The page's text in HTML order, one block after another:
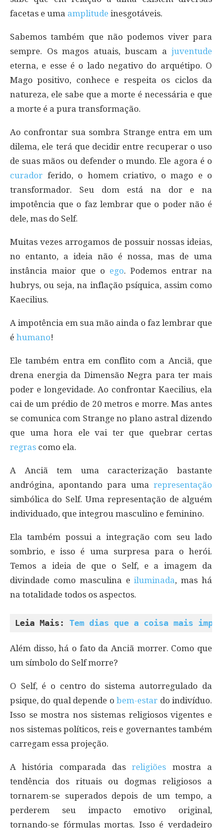
facetas e uma amplitude inesgotáveis.
Sabemos também que não podemos viver para
sempre. Os magos atuais, buscam a juventude
eterna, e esse é o lado negativo do arquétipo. O
Mago positivo, conhece e respeita os ciclos da
natureza, ele sabe que a morte é necessária e que
a morte é a pura transformação.
Ao confrontar sua sombra Strange entra em um
dilema, ele terá que decidir entre recuperar o uso
de suas mãos ou defender o mundo. Ele agora é o
curador ferido, o homem criativo, o mago e o
transformador. Seu dom está na dor e na
impotência que o faz lembrar que o poder não é
dele, mas do Self.
Muitas vezes arrogamos de possuir nossas ideias,
no entanto, a ideia não é nossa, mas de uma
instância maior que o ego. Podemos entrar na
hubrys, ou seja, na inflação psíquica, assim como
Kaecilius.
A impotência em sua mão ainda o faz lembrar que
é humano!
Ele também entra em conflito com a Anciã, que
drena energia da Dimensão Negra para ter mais
poder e longevidade. Ao confrontar Kaecilius, ela
cai de um prédio de 20 metros e morre. Mas antes
se comunica com Strange no plano astral dizendo
que uma hora ele vai ter que quebrar certas
regras como ela.
A Anciã tem uma caracterização bastante
andrógina, apontando para uma representação
simbólica do Self. Uma representação de alguém
individuado, que integrou masculino e feminino.
Ela também possui a integração com seu lado
sombrio, e isso é uma surpresa para o herói.
Temos a ideia de que o Self, e a imagem da
divindade como masculina eiluminada, mas há
na totalidade todos os aspectos.
Leia Mais: Tem dias que a coisa mais
Além disso, há o fato da Anciã morrer. Como que
um símbolo do Self morre?
O Self, é o centro do sistema autorregulado da
psique, do qual depende obem-estar do indivíduo.
Isso se mostra nos sistemas religiosos vigentes e
nos sistemas políticos, reis e governantes também
carregam essa projeção.
A história comparada dasreligiões mostra a
tendência dos rituais ou dogmas religiosos a
tornarem-se superados depois de um tempo, a
perderem seu impacto emotivo original,
tornando-se fórmulas mortas. Isso é verdadeiro